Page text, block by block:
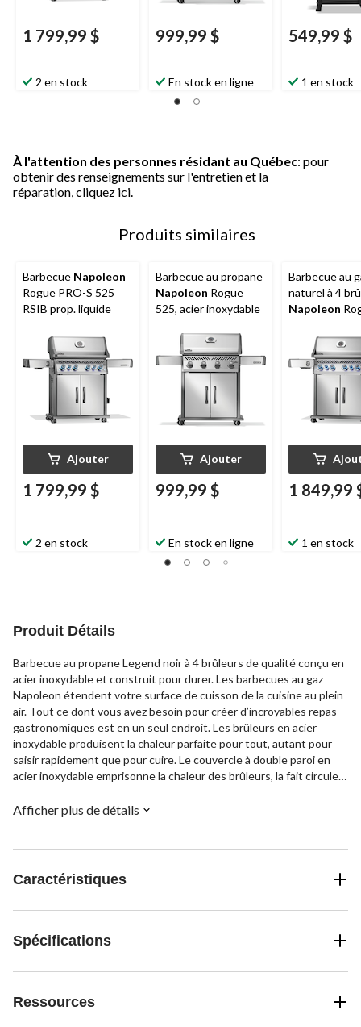
1 799,99 $
2 en stock
999,99 $
En stock en ligne
549,99 $
1 en stock
À l'attention des personnes résidant au Québec: pour
obtenir des renseignements sur l'entretien et la
réparation, cliquez ici.
Produits similaires
Barbecue Napoleon
Rogue PRO-S 525
RSIB prop. liquide
Ajouter
1 799,99 $
2 en stock
Barbecue au propane
Napoleon Rogue
525, acier inoxydable
Ajouter
999,99 $
En stock en ligne
Barbecue au
naturel à 4
Napoleon
1 849,99
1 en stock
Produit Détails
Barbecue au propane Legend noir à 4 brûleurs de qualité conçu en
acier inoxydable et construit pour durer. Les barbecues au gaz
Napoleon étendent votre surface de cuisson de la cuisine au plein
air. Tout ce dont vous avez besoin pour créer d’incroyables repas
gastronomiques est en un seul endroit. Les brûleurs en acier
inoxydable produisent la chaleur parfaite pour tout, autant pour
saisir rapidement que pour cuire. Le couvercle à double paroi en
acier inoxydable emprisonne la chaleur des brûleurs, la fait circuler
cuisson et le rôtissage.
Afficher plus de détails
Caractéristiques
Spécifications
Ressources